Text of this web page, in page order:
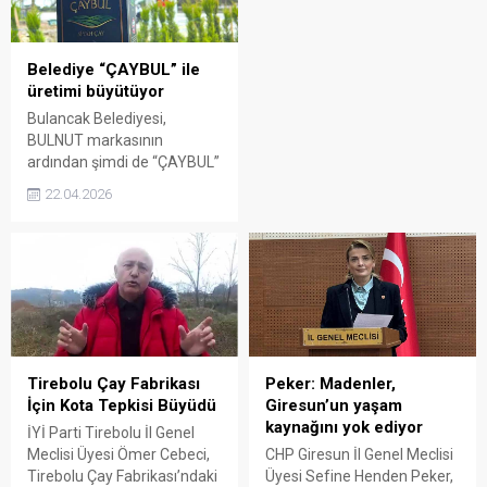
Belediye “ÇAYBUL” ile
üretimi büyütüyor
Bulancak Belediyesi,
BULNUT markasının
ardından şimdi de “ÇAYBUL”
Yeni marka ile yerel üretim
tarımsal değerleri
ekonomiye kazandırılacak.
22.04.2026
Tirebolu Çay Fabrikası
İçin Kota Tepkisi Büyüdü
İYİ Parti Tirebolu İl Genel
Meclisi Üyesi Ömer Cebeci,
Tirebolu Çay Fabrikası’ndaki
Peker: Madenler,
Giresun’un yaşam
kaynağını yok ediyor
CHP Giresun İl Genel Meclisi
Üyesi Sefine Henden Peker,